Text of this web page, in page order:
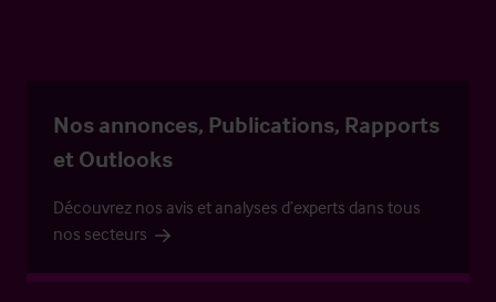
Nos annonces, Publications, Rapports
et Outlooks
Découvrez nos avis et analyses d’experts dans tous
nos secteurs